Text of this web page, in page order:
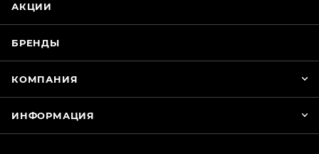
АКЦИИ
БРЕНДЫ
КОМПАНИЯ
ИНФОРМАЦИЯ